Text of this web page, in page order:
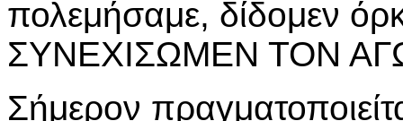
πολεμήσαμε, δίδομεν
ΣΥΝΕΧΙΣΩΜΕΝ ΤΟΝ
Σήμερον